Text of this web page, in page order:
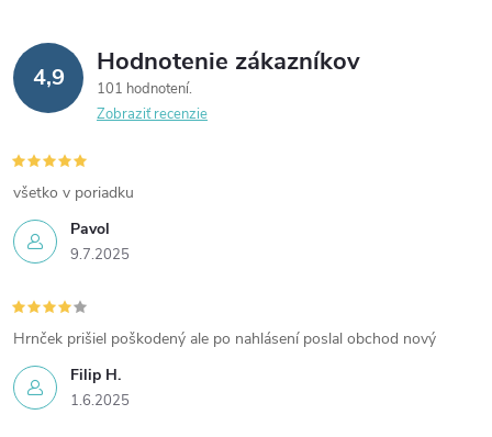
4,9 Hodnotenie zákazníkov
101 hodnotení
Zobraziť recenzie
Pavol
9.7.2025
všetko v poriadku
Filip H.
1.6.2025
Hrnček prišiel poškodený ale po nahlásení poslal obchod nový